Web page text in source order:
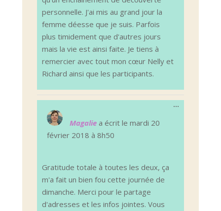
personnelle. J'ai mis au grand jour la
femme déesse que je suis. Parfois
plus timidement que d'autres jours
mais la vie est ainsi faite. Je tiens à
remercier avec tout mon cœur Nelly et
Richard ainsi que les participants.
Magalie a écrit le mardi 20
février 2018 à 8h50
Gratitude totale à toutes les deux, ça
m'a fait un bien fou cette journée de
dimanche. Merci pour le partage
d'adresses et les infos jointes. Vous
...